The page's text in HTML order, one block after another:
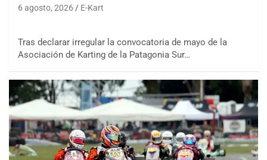
6 agosto, 2026 E-Kart
Tras declarar irregular la convocatoria de mayo de la
Asociación de Karting de la Patagonia Sur…